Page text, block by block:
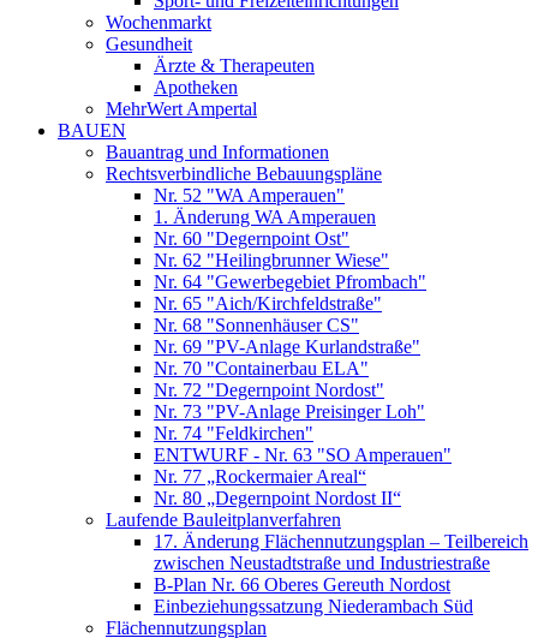
Wochenmarkt
Gesundheit
Ärzte & Therapeuten
Apotheken
MehrWert Ampertal
BAUEN
Bauantrag und Informationen
Rechtsverbindliche Bebauungspläne
Nr. 52 "WA Amperauen"
1. Änderung WA Amperauen
Nr. 60 "Degernpoint Ost"
Nr. 62 "Heilingbrunner Wiese"
Nr. 64 "Gewerbegebiet Pfrombach"
Nr. 65 "Aich/Kirchfeldstraße"
Nr. 68 "Sonnenhäuser CS"
Nr. 69 "PV-Anlage Kurlandstraße"
Nr. 70 "Containerbau ELA"
Nr. 72 "Degernpoint Nordost"
Nr. 73 "PV-Anlage Preisinger Loh"
Nr. 74 "Feldkirchen"
ENTWURF - Nr. 63 "SO Amperauen"
Nr. 77 „Rockermaier Areal“
Nr. 80 „Degernpoint Nordost II“
Laufende Bauleitplanverfahren
17. Änderung Flächennutzungsplan – Teilbereich
zwischen Neustadtstraße und Industriestraße
B-Plan Nr. 66 Oberes Gereuth Nordost
Einbeziehungssatzung Niederambach Süd
Flächennutzungsplan